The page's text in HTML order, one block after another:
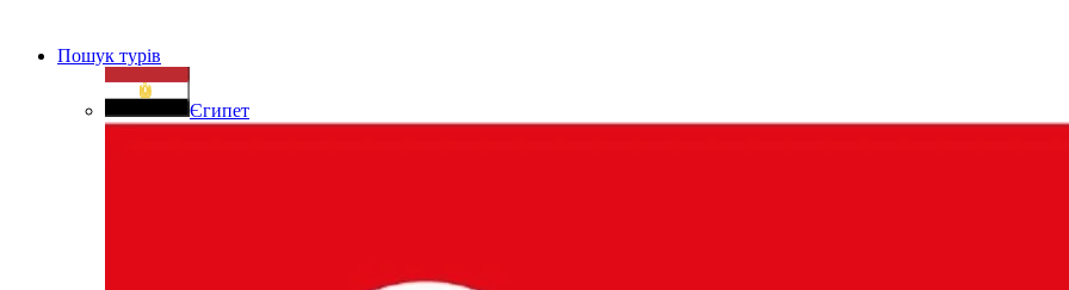
Пошук турів
Єгипет